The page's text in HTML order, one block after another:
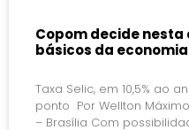
Copom decide
básicos da economia
Taxa Selic, em 10,5% ao
ponto Por Wellton
– Brasília Com